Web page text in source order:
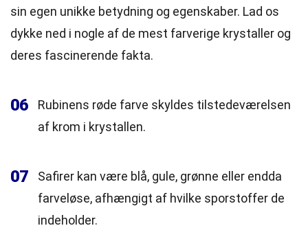
sin egen unikke betydning og egenskaber. Lad os
dykke ned i nogle af de mest farverige krystaller og
deres fascinerende fakta.
06
Rubinens røde farve skyldes tilstedeværelsen
af krom i krystallen.
07
Safirer kan være blå, gule, grønne eller endda
farveløse, afhængigt af hvilke sporstoffer de
indeholder.